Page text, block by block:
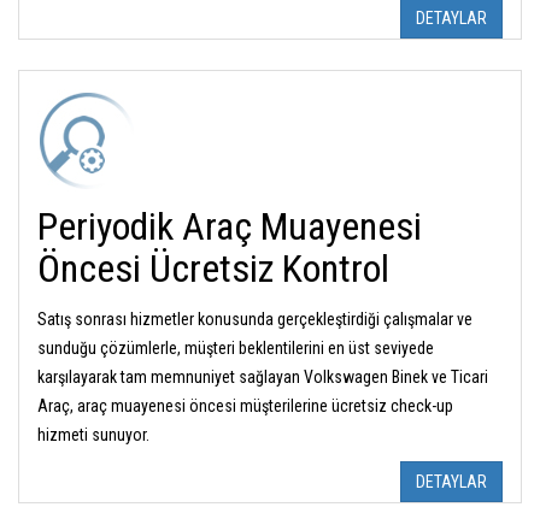
DETAYLAR
Periyodik Araç Muayenesi
Öncesi Ücretsiz Kontrol
Satış sonrası hizmetler konusunda gerçekleştirdiği çalışmalar ve
sunduğu çözümlerle, müşteri beklentilerini en üst seviyede
karşılayarak tam memnuniyet sağlayan Volkswagen Binek ve Ticari
Araç, araç muayenesi öncesi müşterilerine ücretsiz check-up
hizmeti sunuyor.
DETAYLAR